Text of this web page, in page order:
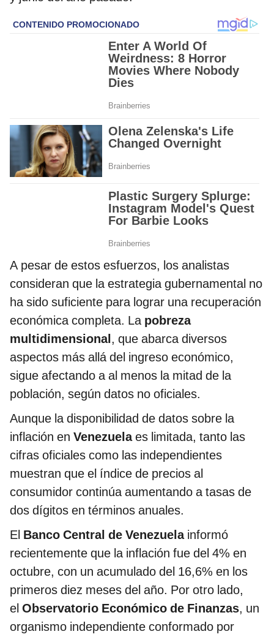
A pesar de estos esfuerzos, los analistas
consideran que la estrategia gubernamental no
ha sido suficiente para lograr una recuperación
económica completa. La pobreza
multidimensional, que abarca diversos
aspectos más allá del ingreso económico,
sigue afectando a al menos la mitad de la
población, según datos no oficiales.
Aunque la disponibilidad de datos sobre la
inflación en Venezuelaes limitada, tanto las
cifras oficiales como las independientes
muestran que el índice de precios al
consumidor continúa aumentando a tasas de
dos dígitos en términos anuales.
El Banco Central de Venezuela informó
recientemente que la inflación fue del 4% en
octubre, con un acumulado del 16,6% en los
primeros diez meses del año. Por otro lado,
el Observatorio Económico de Finanzas, un
organismo independiente conformado por